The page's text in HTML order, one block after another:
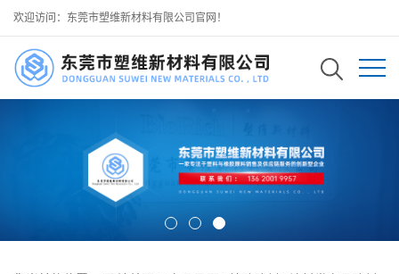
欢迎访问：东莞市塑维新材料有限公司官网！